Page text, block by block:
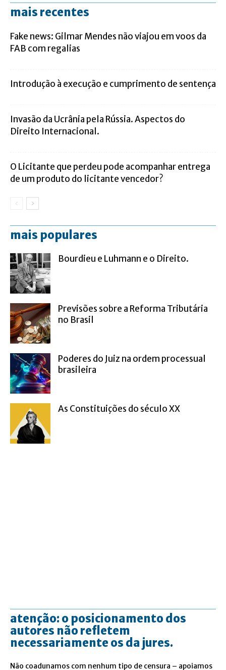
mais recentes
Fake news: Gilmar Mendes não viajou em voos da
FAB com regalias
Introdução à execução e cumprimento de sentença
Invasão da Ucrânia pela Rússia. Aspectos do
Direito Internacional.
O Licitante que perdeu pode acompanhar entrega
de um produto do licitante vencedor?
mais populares
Bourdieu e Luhmann e o Direito.
Previsões sobre a Reforma Tributária
no Brasil
Poderes do Juiz na ordem processual
brasileira
As Constituições do século XX
atenção: o posicionamento dos
autores não refletem
necessariamente os da jures.
Não coadunamos com nenhum tipo de censura – apoiamos